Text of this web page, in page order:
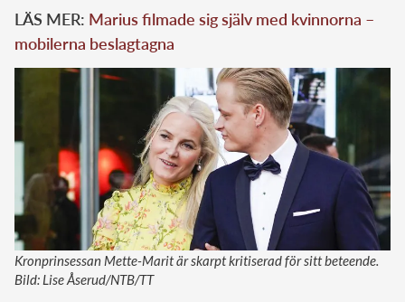
LÄS MER: Marius filmade sig själv med kvinnorna –
mobilerna beslagtagna
Kronprinsessan Mette-Marit är skarpt kritiserad för sitt beteende.
Bild: Lise Åserud/NTB/TT